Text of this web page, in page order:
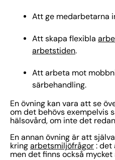
Att ge medarbetarna
Att skapa flexibla
arbetstiden.
Att arbeta mot
särbehandling.
En övning kan vara att se
om det behövs exempelvis
hälsovård, om inte det
En annan övning är att
kring arbetsmiljöfrågor : det
men det finns också